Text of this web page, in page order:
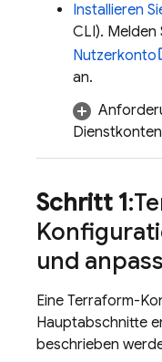
Installieren
CLI). Melden
Nutzerkonto
an.
Schritt 1
und
Eine Terraform-
Hauptabschnitte
beschrieben